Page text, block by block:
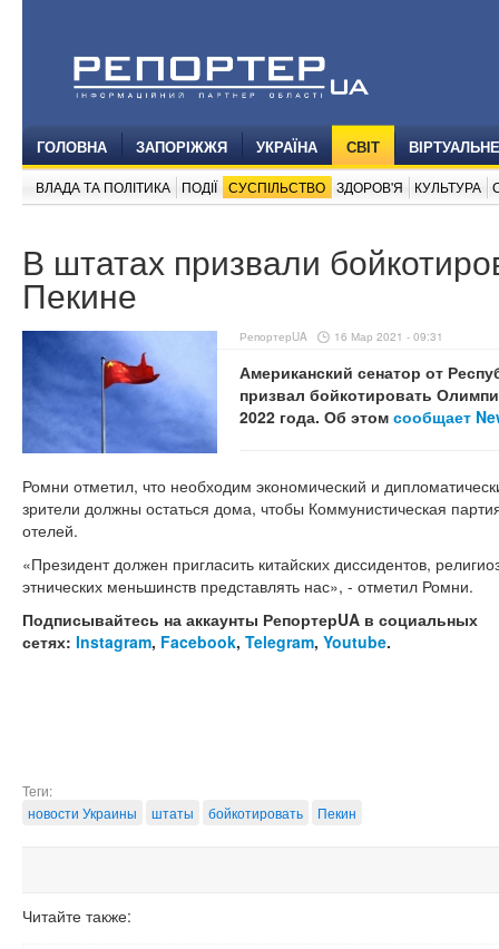
ГОЛОВНА ЗАПОРІЖЖЯ УКРАЇНА СВІТ
ВЛАДА ТА ПОЛІТИКА ПОДІЇ СУСПІЛЬСТВО ЗДОРОВ'Я КУЛЬТУРА
В штатах призвали
Пекине
РепортерUA 16 Мар 2021 - 09:31
Американский сенатор от
призвал бойкотировать
2022 года. Об этом сообщает
Ромни отметил, что необходим экономический и
зрители должны остаться дома, чтобы Коммунистическая
отелей.
«Президент должен пригласить китайских диссидентов,
этнических меньшинств представлять нас», - отметил Ромни.
Подписывайтесь на аккаунты РепортерUA в социальных
сетях: Instagram, Facebook, Telegram, Youtube.
Теги:
новости Украины
штаты бойкотировать Пекин
Читайте также: